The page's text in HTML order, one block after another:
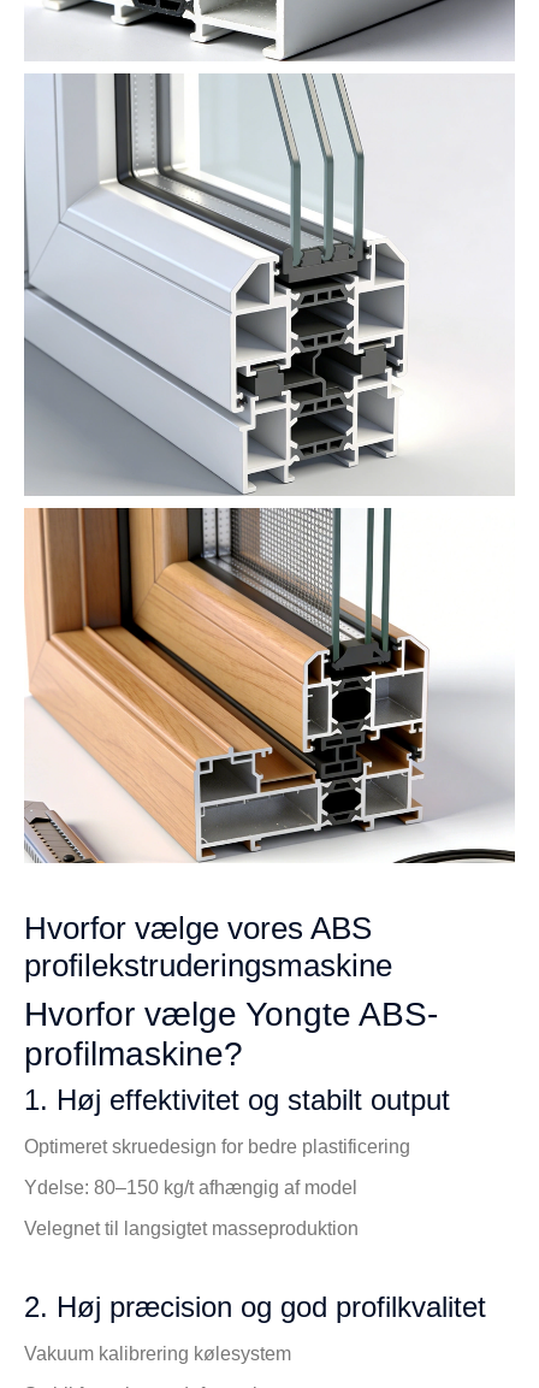
Hvorfor vælge vores ABS
profilekstruderingsmaskine
Hvorfor vælge Yongte ABS-
profilmaskine?
1. Høj effektivitet og stabilt output
Optimeret skruedesign for bedre plastificering
Ydelse: 80–150 kg/t afhængig af model
Velegnet til langsigtet masseproduktion
2. Høj præcision og god profilkvalitet
Vakuum kalibrering kølesystem